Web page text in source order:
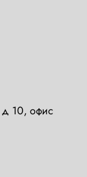
д 10, офис